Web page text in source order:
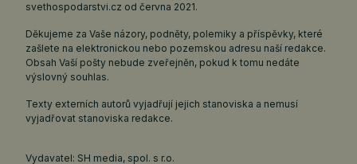
svethospodarstvi.cz od června 2021.
Děkujeme za Vaše názory, podněty, polemiky a příspěvky, které
zašlete na elektronickou nebo pozemskou adresu naší redakce.
Obsah Vaší pošty nebude zveřejněn, pokud k tomu nedáte
výslovný souhlas.
Texty externích autorů vyjadřují jejich stanoviska a nemusí
vyjadřovat stanoviska redakce.
Vydavatel: SH media, spol. s r.o.